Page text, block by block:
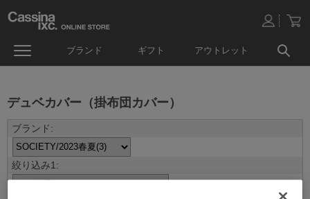
ブランド ギフト アウトレット
デュベカバー（掛布団カバー）